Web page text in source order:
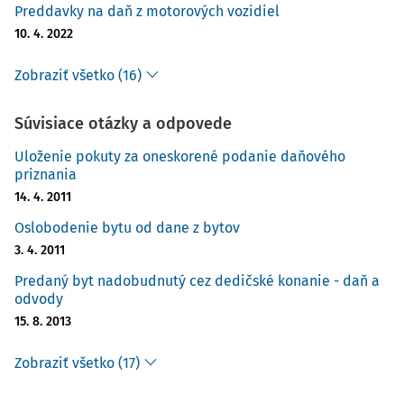
Avšak aj vprípade, že v priebehu roka 2005 bude zákon o
miestnych daniach novelizovaný, zmeny uvedené v
novele nebudú mať vplyv na vyberanie a platenie
miestnych daní v roku 2005, pretože podľa § 98
možno miestnu daň zaviesť, zrušiť, zmeniť sadzby a určiť
podmienky oslobodenia iba k 1. januáru nasledujúceho
zdaňovacieho obdobia.
DAŇ Z NEHNUTEĽNOSTÍ
Pri dani z nehnuteľností je miestne príslušná obec, na
území ktorej sa nehnuteľnosť nachádza.
z nehnuteľností všeobecne záväzným nariadením najskôr
Preddavky na daň z motorových vozidiel
10. 4. 2022
Zobraziť všetko (16)
Súvisiace otázky a odpovede
Uloženie pokuty za oneskorené podanie daňového
priznania
14. 4. 2011
Oslobodenie bytu od dane z bytov
3. 4. 2011
Predaný byt nadobudnutý cez dedičské konanie - daň a
odvody
15. 8. 2013
Zobraziť všetko (17)